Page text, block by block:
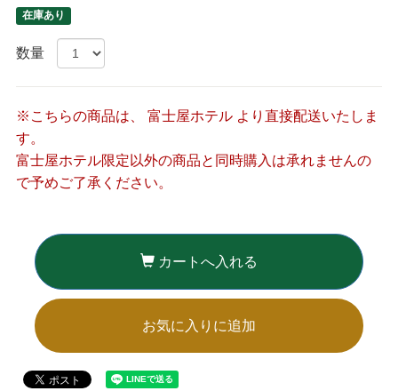
在庫あり
数量
※こちらの商品は、 富士屋ホテル より直接配送いたしま
す。
富士屋ホテル限定以外の商品と同時購入は承れませんの
で予めご了承ください。
カートへ入れる
お気に入りに追加